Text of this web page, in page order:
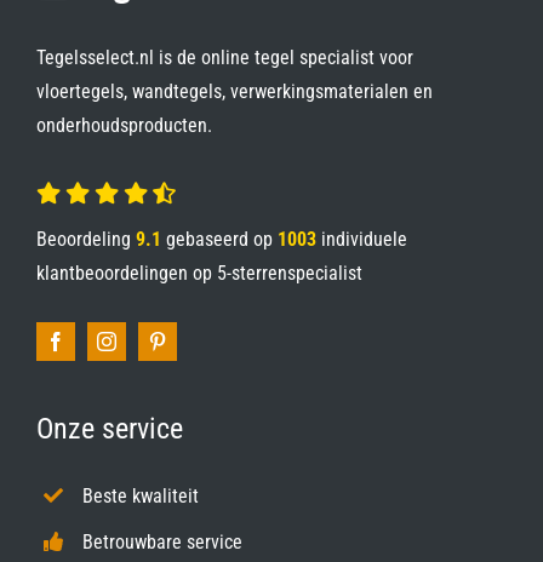
Tegelsselect.nl is de online tegel specialist voor
vloertegels, wandtegels, verwerkingsmaterialen en
onderhoudsproducten.
Beoordeling 9.1 gebaseerd op 1003individuele
klantbeoordelingen op 5-sterrenspecialist
Onze service
Beste kwaliteit
Betrouwbare service